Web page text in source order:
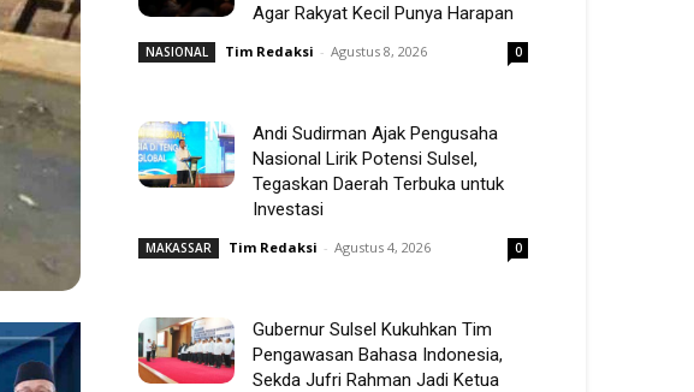
Agar Rakyat Kecil Punya Harapan
NASIONAL Tim Redaksi - Agustus 8, 2026 0
Andi Sudirman Ajak Pengusaha
Nasional Lirik Potensi Sulsel,
Tegaskan Daerah Terbuka untuk
Investasi
MAKASSAR Tim Redaksi - Agustus 4, 2026 0
Gubernur Sulsel Kukuhkan Tim
Pengawasan Bahasa Indonesia,
Sekda Jufri Rahman Jadi Ketua